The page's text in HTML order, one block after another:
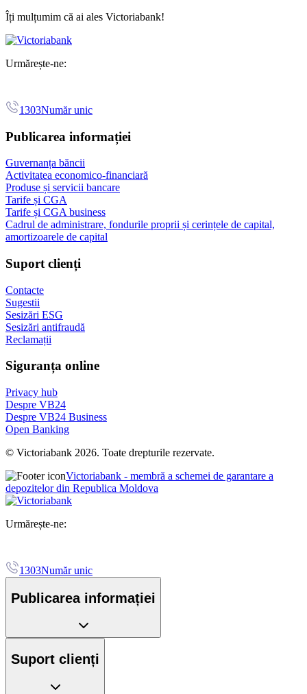
Îți mulțumim că ai ales Victoriabank!
Urmărește-ne:
1303Număr unic
Publicarea informației
Guvernanța băncii
Activitatea economico-financiară
Produse și servicii bancare
Tarife și CGA
Tarife și CGA business
Cadrul de administrare, fondurile proprii și cerințele de capital,
amortizoarele de capital
Suport clienți
Contacte
Sugestii
Sesizări ESG
Sesizări antifraudă
Reclamații
Siguranța online
Privacy hub
Despre VB24
Despre VB24 Business
Open Banking
© Victoriabank 2026. Toate drepturile rezervate.
Victoriabank - membră a schemei de garantare a
depozitelor din Republica Moldova
Urmărește-ne:
1303Număr unic
Publicarea informației
Suport clienți